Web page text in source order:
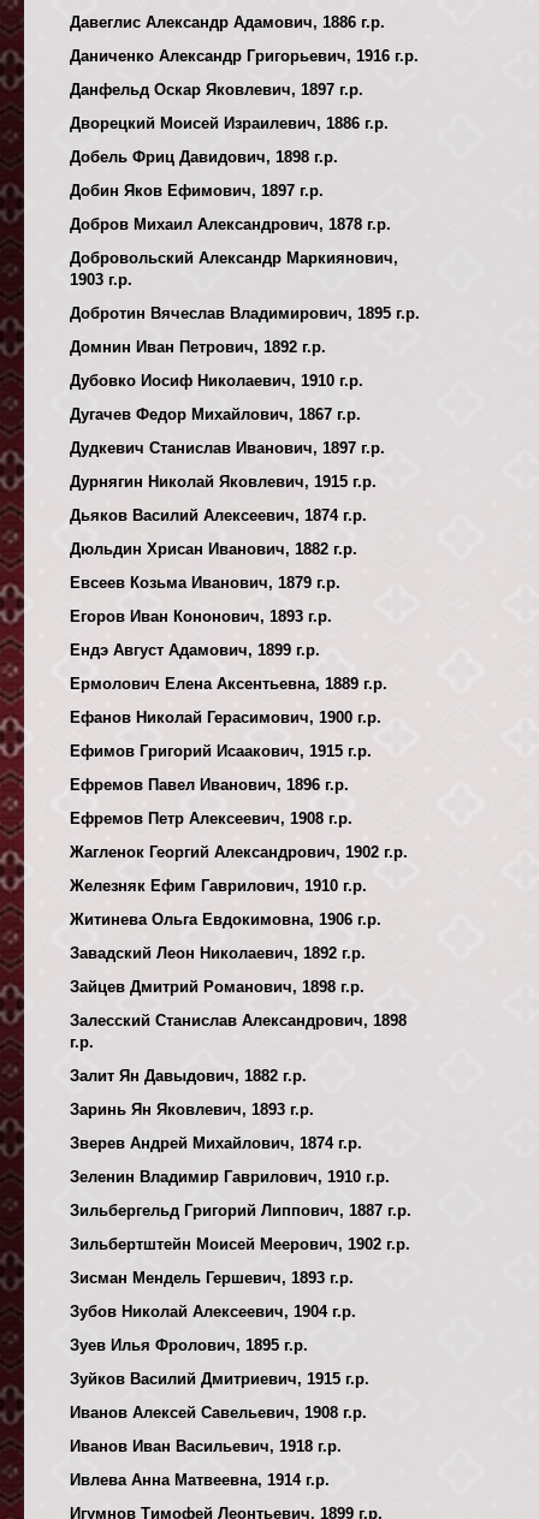
Давеглис Александр Адамович, 1886 г.р.
Даниченко Александр Григорьевич, 1916 г.р.
Данфельд Оскар Яковлевич, 1897 г.р.
Дворецкий Моисей Израилевич, 1886 г.р.
Добель Фриц Давидович, 1898 г.р.
Добин Яков Ефимович, 1897 г.р.
Добров Михаил Александрович, 1878 г.р.
Добровольский Александр Маркиянович,
1903 г.р.
Добротин Вячеслав Владимирович, 1895 г.р.
Домнин Иван Петрович, 1892 г.р.
Дубовко Иосиф Николаевич, 1910 г.р.
Дугачев Федор Михайлович, 1867 г.р.
Дудкевич Станислав Иванович, 1897 г.р.
Дурнягин Николай Яковлевич, 1915 г.р.
Дьяков Василий Алексеевич, 1874 г.р.
Дюльдин Хрисан Иванович, 1882 г.р.
Евсеев Козьма Иванович, 1879 г.р.
Егоров Иван Кононович, 1893 г.р.
Ендэ Август Адамович, 1899 г.р.
Ермолович Елена Аксентьевна, 1889 г.р.
Ефанов Николай Герасимович, 1900 г.р.
Ефимов Григорий Исаакович, 1915 г.р.
Ефремов Павел Иванович, 1896 г.р.
Ефремов Петр Алексеевич, 1908 г.р.
Жагленок Георгий Александрович, 1902 г.р.
Железняк Ефим Гаврилович, 1910 г.р.
Житинева Ольга Евдокимовна, 1906 г.р.
Завадский Леон Николаевич, 1892 г.р.
Зайцев Дмитрий Романович, 1898 г.р.
Залесский Станислав Александрович, 1898
г.р.
Залит Ян Давыдович, 1882 г.р.
Заринь Ян Яковлевич, 1893 г.р.
Зверев Андрей Михайлович, 1874 г.р.
Зеленин Владимир Гаврилович, 1910 г.р.
Зильбергельд Григорий Липпович, 1887 г.р.
Зильбертштейн Моисей Меерович, 1902 г.р.
Зисман Мендель Гершевич, 1893 г.р.
Зубов Николай Алексеевич, 1904 г.р.
Зуев Илья Фролович, 1895 г.р.
Зуйков Василий Дмитриевич, 1915 г.р.
Иванов Алексей Савельевич, 1908 г.р.
Иванов Иван Васильевич, 1918 г.р.
Ивлева Анна Матвеевна, 1914 г.р.
Игумнов Тимофей Леонтьевич, 1899 г.р.